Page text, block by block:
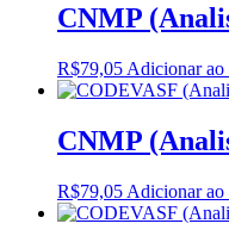
CNMP
R$79,05 Adicionar ao
CNMP
R$79,05 Adicionar ao